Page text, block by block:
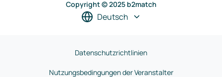
Copyright © 2025 b2match
Deutsch
Datenschutzrichtlinien
Nutzungsbedingungen der Veranstalter